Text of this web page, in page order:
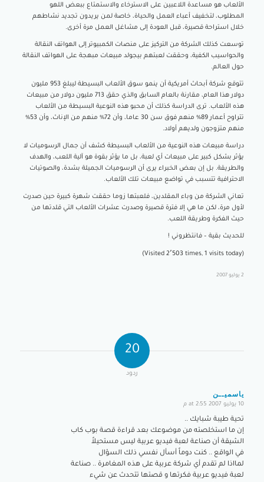
الألعاب هو مساعدة اللاعبين على الاسترخاء والاستمتاع ببعض اللهو
المطلوب، لتخفيف أعباء العمل والحياة، خاصة لمن يريدون تجديد نشاطهم
خلال استراحة قصيرة، قبل العودة إلى مشاغل العمل مرة أخرى.
توسعت كذلك الشركة من التركيز على منصات الكمبيوتر إلى الهواتف النقالة
والحواسيب الكفية، وحققت لعبتهم بيجولد مبيعات مبهجة على الهواتف النقالة
حول العالم.
تتوقع شركة أبحاث أمريكية أن ينمو سوق الألعاب البسيطة ليبلغ 953 مليون
دولار هذا العام، مقارنة بالعام السابق والذي حقق 713 مليون دولار من مبيعات
هذه الألعاب. ترى الدراسة كذلك أن محبو هذه النوعية البسيطة من الألعاب
تتراوح أعمار 89% منهم فوق سن 30 عاما، وأن 72% منهم من الإناث، وأن 53%
منهم متزوجون ولديهم أولاد.
دراسة مبيعات هذه النوعية من الألعاب البسيطة كشف أن جمال الرسوميات لا
يؤثر بشكل كبير على مبيعات أي لعبة، بل ما يؤثر بقوة هو آلية اللعب، والهدف
والطريقة. بل إن بعض الخبراء يرى أن الرسوميات الجميلة بشدة، والصوتيات
الاحترافية تتسبب في تواضع مبيعات تلك الألعاب.
تعاني الشركة من وباء المقلدين، فلعبتها زوما حققت شهرة كبيرة حين صدرت
لأول مرة، لكن ما هي إلا فترة قصيرة وصدرت عشرات الألعاب التي قلدتها من
حيث الفكرة وطريقة اللعب.
للحديث بقية – فانتظروني !
(Visited 2٬503 times, 1 visits today)
2 يوليو 2007
20
ردود
ياسميــن
says:
10 يوليو 2007 at 2:55 م
تحية طيبة شبايك ..
إن ما استخلصته من موضوعك بعد قراءة قصة بوب كاب
الشيقة أن صناعة لعبة فيديو عربية ليس مستحيلاً
في الواقع .. كنت دوماً أسأل نفسي ذلك السؤال
لمااذا لم تقدم أي شركة عربية على هذه المغامرة .. صناعة
لعبة فيديو عربية فكرتها و قصتها تتحدث عن شيء